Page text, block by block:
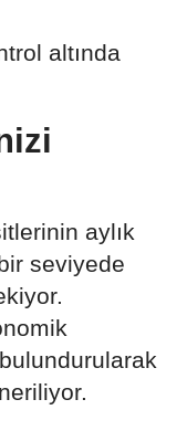
altında
aylık
seviyede